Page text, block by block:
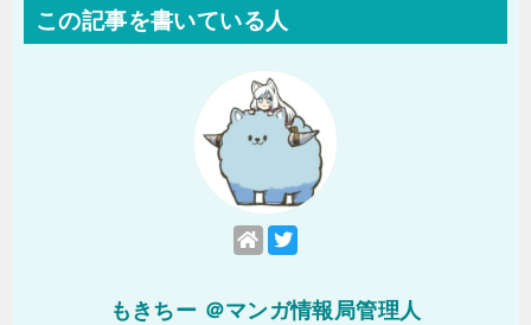
この記事を書いている人
もきちー ＠マンガ情報局管理人